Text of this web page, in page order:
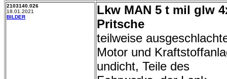
2103140.026
18.01.2021
BILDER
Lkw MAN 5 t mil glw
Pritsche
teilweise
Motor und
undicht, Teile des